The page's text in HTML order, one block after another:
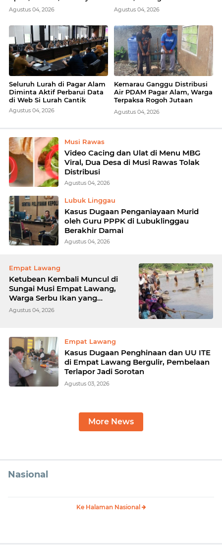
Agustus 04, 2026 Agustus 04, 2026
Seluruh Lurah di Pagar Alam
Diminta Aktif Perbarui Data
di Web Si Lurah Cantik
Agustus 04, 2026
Kemarau Ganggu Distribusi
Air PDAM Pagar Alam, Warga
Terpaksa Rogoh Jutaan
Agustus 04, 2026
Musi Rawas
Video Cacing dan Ulat di Menu MBG
Viral, Dua Desa di Musi Rawas Tolak
Distribusi
Agustus 04, 2026
Lubuk Linggau
Kasus Dugaan Penganiayaan Murid
oleh Guru PPPK di Lubuklinggau
Berakhir Damai
Agustus 04, 2026
Empat Lawang
Ketubean Kembali Muncul di
Sungai Musi Empat Lawang,
Warga Serbu Ikan yang
Mengapung
Agustus 04, 2026
Empat Lawang
Kasus Dugaan Penghinaan dan UU ITE
di Empat Lawang Bergulir, Pembelaan
Terlapor Jadi Sorotan
Agustus 03, 2026
More News
Nasional
Ke Halaman Nasional